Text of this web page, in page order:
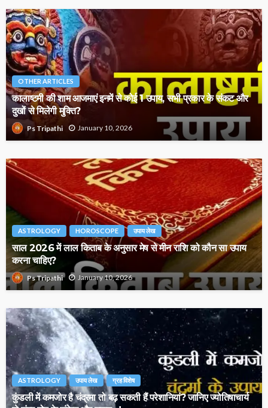
OTHER ARTICLES
कालाष्टमी की शाम आजमाएं इनमें से कोई 1 उपाय, सभी प्रकार के संकट और
दुखों से मिलेगी मुक्ति?
Ps Tripathi January 10, 2026
ASTROLOGY HOROSCOPE उपाय लेख
साल 2026 में लाल किताब के अनुसार मेष से मीन राशि को कौन सा उपाय
करना चाहिए?
Ps Tripathi January 10, 2026
ASTROLOGY उपाय लेख ग्रह विशेष
कुंडली में कमजोर है चंद्रमा तो बढ़ सकती हैं परेशानियां? जानिए ज्योतिषाचार्य